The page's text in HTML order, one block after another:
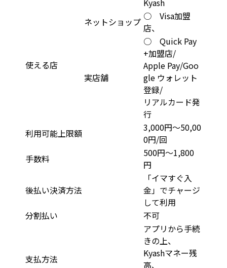
Kyash
使える店
ネットショップ ○ Visa加盟
店、
実店舗
○ Quick Pay
+加盟店/
Apple Pay/Goo
gle ウォレット
登録/
リアルカード発
行
利用可能上限額
3,000円〜50,00
0円/回
手数料
500円〜1,800
円
後払い決済方法
「イマすぐ入
金」でチャージ
して利用
分割払い
不可
支払方法
アプリから手続
きの上、
Kyashマネー残
高、